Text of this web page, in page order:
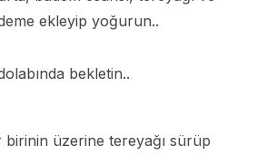
ekleyip yoğurun..
bekletin..
birinin üzerine tereyağı sürüp